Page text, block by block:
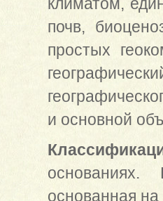
почв,
простых
и основной
основаниях.
основанная